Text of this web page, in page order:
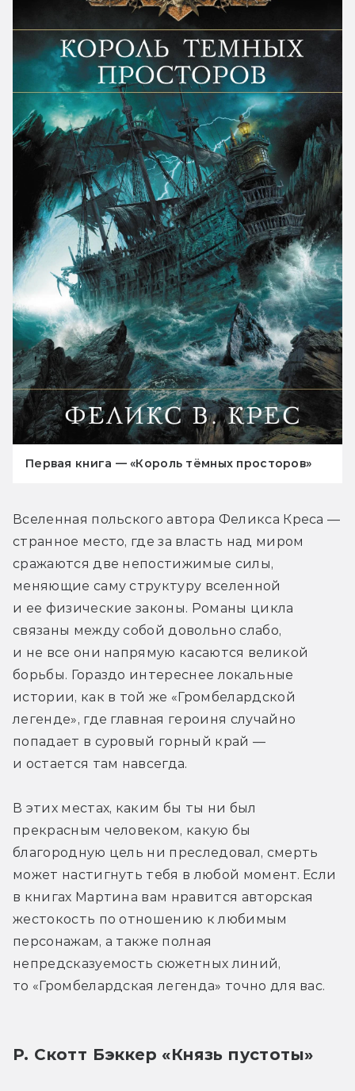
Первая книга — «Король тёмных просторов»
Вселенная польского автора Феликса Креса —
странное место, где за власть над миром
сражаются две непостижимые силы,
меняющие саму структуру вселенной
и ее физические законы. Романы цикла
связаны между собой довольно слабо,
и не все они напрямую касаются великой
борьбы. Гораздо интереснее локальные
истории, как в той же «Громбелардской
легенде», где главная героиня случайно
попадает в суровый горный край —
и остается там навсегда.
В этих местах, каким бы ты ни был
прекрасным человеком, какую бы
благородную цель ни преследовал, смерть
может настигнуть тебя в любой момент. Если
в книгах Мартина вам нравится авторская
жестокость по отношению к любимым
персонажам, а также полная
непредсказуемость сюжетных линий,
то «Громбелардская легенда» точно для вас.
Р. Скотт Бэккер «Князь пустоты»